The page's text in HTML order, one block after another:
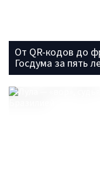
От QR-кодов до
Госдума за пять